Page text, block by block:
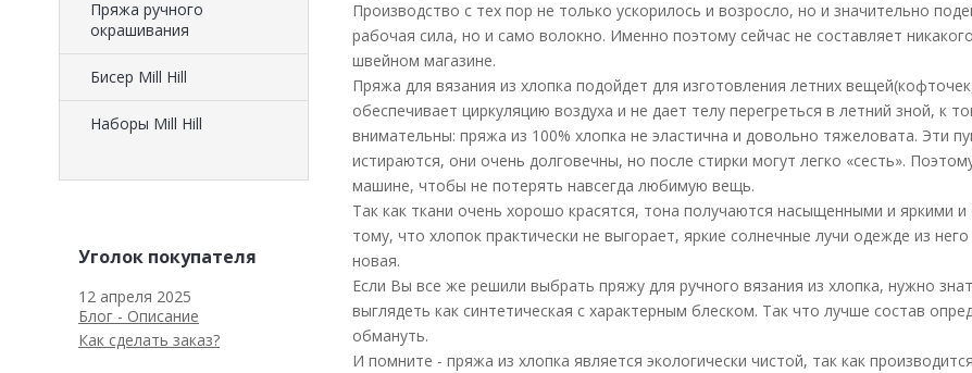
Пряжа ручного
окрашивания
Биcер Mill Hill
Наборы Mill Hill
Уголок покупателя
12 апреля 2025
Блог - Описание
Как сделать заказ?
Производство с тех пор не только ускорилось и возросло, но и значительно
рабочая сила, но и само волокно. Именно поэтому сейчас не составляет
швейном магазине.
Пряжа для вязания из хлопка подойдет для изготовления летних
обеспечивает циркуляцию воздуха и не дает телу перегреться в летний зной, к
внимательны: пряжа из 100% хлопка не эластична и довольно тяжеловата. Эти
истираются, они очень долговечны, но после стирки могут легко «сесть».
машине, чтобы не потерять навсегда любимую вещь.
Так как ткани очень хорошо красятся, тона получаются насыщенными и яркими
тому, что хлопок практически не выгорает, яркие солнечные лучи одежде из
новая.
Если Вы все же решили выбрать пряжу для ручного вязания из хлопка, нужно
выглядеть как синтетическая с характерным блеском. Так что лучше состав
обмануть.
И помните - пряжа из хлопка является экологически чистой, так как